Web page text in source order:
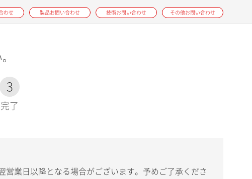
わせ 製品お問い合わせ 技術お問い合わせ その他お問い合わせ
3
完了
営業日以降となる場合がございます。予めご了承くださ